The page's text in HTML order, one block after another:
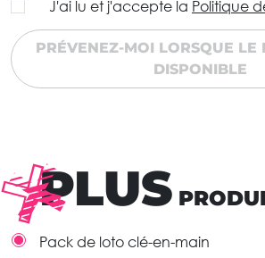
J'ai lu et j'accepte la Politique
PRÉVENEZ-MOI LORSQUE LE
DISPONIBLE
PLUS
Pack de loto clé-en-main